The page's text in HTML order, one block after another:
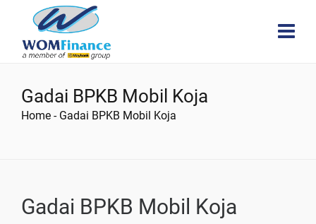
Gadai BPKB Mobil Koja
Home - Gadai BPKB Mobil Koja
Gadai BPKB Mobil Koja